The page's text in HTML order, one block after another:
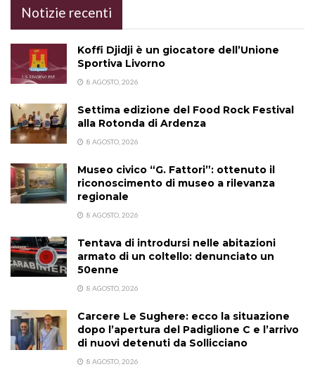
Notizie recenti
Koffi Djidji è un giocatore dell’Unione
Sportiva Livorno
8 AGOSTO, 2026
Settima edizione del Food Rock Festival
alla Rotonda di Ardenza
8 AGOSTO, 2026
Museo civico “G. Fattori”: ottenuto il
riconoscimento di museo a rilevanza
regionale
8 AGOSTO, 2026
Tentava di introdursi nelle abitazioni
armato di un coltello: denunciato un
50enne
8 AGOSTO, 2026
Carcere Le Sughere: ecco la situazione
dopo l’apertura del Padiglione C e l’arrivo
di nuovi detenuti da Sollicciano
8 AGOSTO, 2026